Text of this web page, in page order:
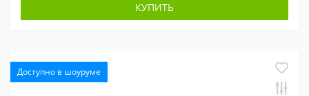
КУПИТЬ
Доступно в шоуруме